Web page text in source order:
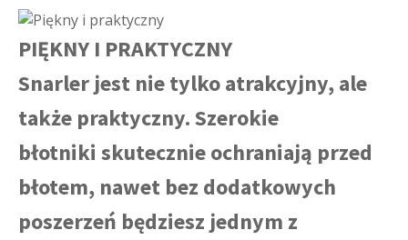
PIĘKNY I PRAKTYCZNY
Snarler jest nie tylko atrakcyjny, ale
także praktyczny. Szerokie
błotniki skutecznie ochraniają przed
błotem, nawet bez dodatkowych
poszerzeń będziesz jednym z